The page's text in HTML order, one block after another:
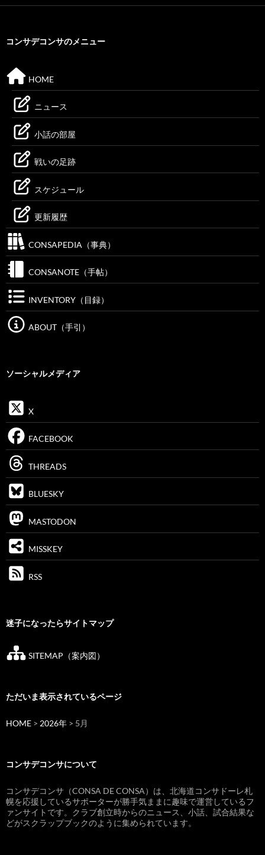
コンサデコンサのメニュー
HOME
ニュース
小話の部屋
戦いの足跡
スケジュール
更新履歴
CONSAPEDIA（事典）
CONSANOTE（手帖）
INVENTORY（目録）
ABOUT（手引）
ソーシャルメディア
X
FACEBOOK
THREADS
BLUESKY
MASTODON
MISSKEY
RSS
迷子になったらサイトマップ
SITEMAP（案内図）
ただいま表示されているページ
HOME > 2026年 > 5月
コンサデコンサについて
コンサデコンサ（CONSA DE CONSA）は、北海道コンサドーレ札
幌を応援しているサポーターが勝手気ままに趣味で運営しているフ
ァンサイトです。クラブ創立時からのニュース、小話、試合結果な
どがスクラップブックのように集められています。